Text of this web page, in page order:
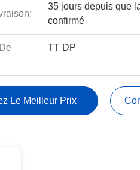
35 jours depuis que
confirmé
TT DP
Le Meilleur Prix